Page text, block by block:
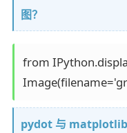
图？
from
pydot 与 matplotlib